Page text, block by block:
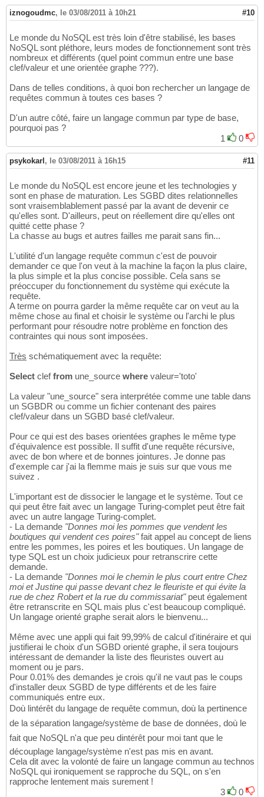
iznogoudmc, le 03/08/2011 à 10h21 #10
Le monde du NoSQL est très loin d'être stabilisé, les bases
NoSQL sont pléthore, leurs modes de fonctionnement sont très
nombreux et différents (quel point commun entre une base
clef/valeur et une orientée graphe ???).
Dans de telles conditions, à quoi bon rechercher un langage de
requêtes commun à toutes ces bases ?
D'un autre côté, faire un langage commun par type de base,
pourquoi pas ?
1
0
psykokarl , le 03/08/2011 à 16h15 #11
Le monde du NoSQL est encore jeune et les technologies y
sont en phase de maturation. Les SGBD dites relationnelles
sont vraisemblablement passé par la avant de devenir ce
qu'elles sont. D'ailleurs, peut on réellement dire qu'elles ont
quitté cette phase ?
La chasse au bugs et autres failles me parait sans fin...
L'utilité d'un langage requête commun c'est de pouvoir
demander ce que l'on veut à la machine la façon la plus claire,
la plus simple et la plus concise possible. Cela sans se
préoccuper du fonctionnement du système qui exécute la
requête.
A terme on pourra garder la même requête car on veut au la
même chose au final et choisir le système ou l'archi le plus
performant pour résoudre notre problème en fonction des
contraintes qui nous sont imposées.
Très schématiquement avec la requête:
Select cleffrom une_source where valeur='toto'
La valeur "une_source" sera interprétée comme une table dans
un SGBDR ou comme un fichier contenant des paires
clef/valeur dans un SGBD basé clef/valeur.
Pour ce qui est des bases orientées graphes le même type
d'équivalence est possible. Il suffit d'une requête récursive,
avec de bon where et de bonnes jointures. Je donne pas
d'exemple car j'ai la flemme mais je suis sur que vous me
suivez .
L'important est de dissocier le langage et le système. Tout ce
qui peut être fait avec un langage Turing-complet peut être fait
avec un autre langage Turing-complet.
- La demande "Donnes moi les pommes que vendent les
boutiques qui vendent ces poires"fait appel au concept de liens
entre les pommes, les poires et les boutiques. Un langage de
type SQL est un choix judicieux pour retranscrire cette
demande.
- La demande "Donnes moi le chemin le plus court entre Chez
moi et Justine qui passe devant chez le fleuriste et qui évite la
rue de chez Robert et la rue du commissariat"peut également
être retranscrite en SQL mais plus c'est beaucoup compliqué.
Un langage orienté graphe serait alors le bienvenu...
Même avec une appli qui fait 99,99% de calcul d'itinéraire et qui
justifierai le choix d'un SGBD orienté graphe, il sera toujours
intéressant de demander la liste des fleuristes ouvert au
moment ou je pars.
Pour 0.01% des demandes je crois qu'il ne vaut pas le coups
d'installer deux SGBD de type différents et de les faire
communiqués entre eux.
Doù lintérêt du langage de requête commun, doù la pertinence
de la séparation langage/système de base de données, doù le
fait que NoSQL n'a que peu dintérêt pour moi tant que le
découplage langage/système n'est pas mis en avant.
Cela dit avec la volonté de faire un langage commun au technos
NoSQL qui ironiquement se rapproche du SQL, on s'en
rapproche lentement mais surement !
3
0